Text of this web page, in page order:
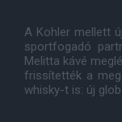
A Kohler mellett
sportfogadó
Melitta kávé
frissítették a
whisky-t is: új